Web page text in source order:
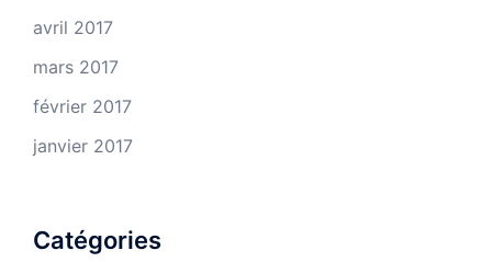
avril 2017
mars 2017
février 2017
janvier 2017
Catégories